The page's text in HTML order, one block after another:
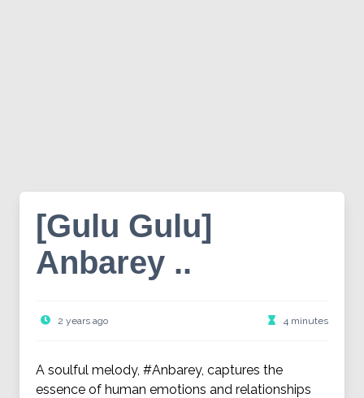
[Gulu Gulu]
Anbarey ..
2 years ago 4 minutes
A soulful melody, #Anbarey, captures the
essence of human emotions and relationships